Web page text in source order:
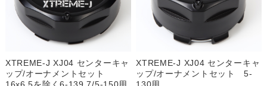
XTREME-J XJ04 センターキャ
ップ/オーナメントセット
XTREME-J XJ04 センターキャ
ップ/オーナメントセット 5-